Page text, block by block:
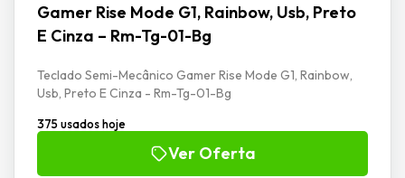
Gamer Rise Mode G1, Rainbow, Usb, Preto
E Cinza – Rm-Tg-01-Bg
Teclado Semi-Mecânico Gamer Rise Mode G1, Rainbow,
Usb, Preto E Cinza - Rm-Tg-01-Bg
375 usados hoje
Ver Oferta